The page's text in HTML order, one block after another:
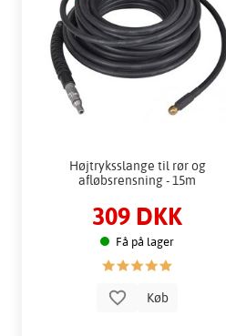
Højtryksslange til rør og
afløbsrensning - 15m
309 DKK
Få på lager
Køb